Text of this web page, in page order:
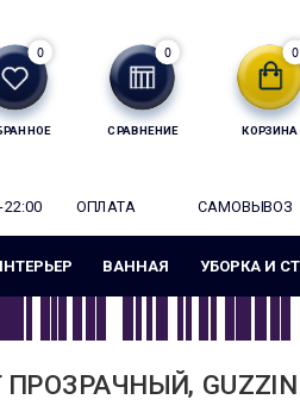
0
СРАВНЕНИЕ
0
КОРЗИНА
0
22:00 ОПЛАТА САМОВЫВОЗ
ВАННАЯ УБОРКА И